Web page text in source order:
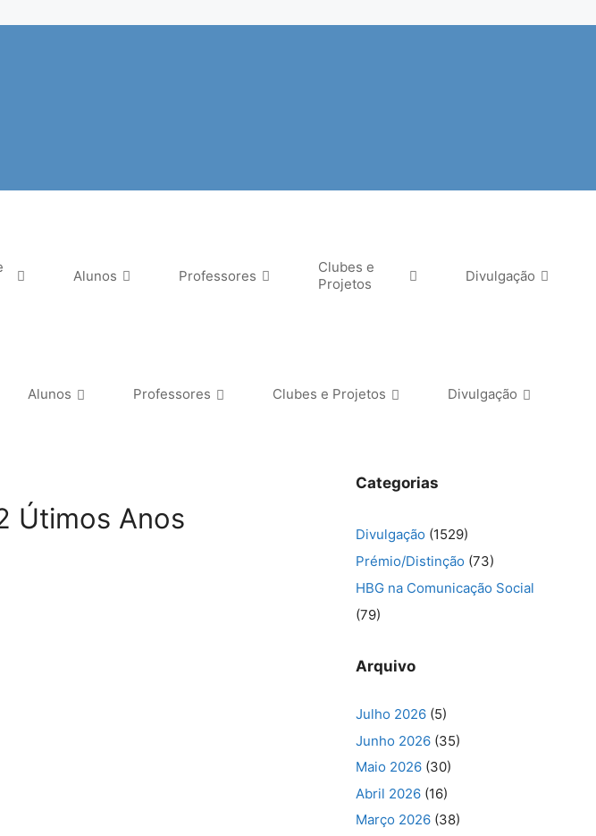
Alunos Professores
Clubes e
Projetos
Divulgação
Alunos Professores Clubes e Projetos Divulgação
Útimos Anos
Categorias
Divulgação (1529)
Prémio/Distinção (73)
HBG na Comunicação Social
(79)
Arquivo
Julho 2026 (5)
Junho 2026 (35)
Maio 2026 (30)
Abril 2026 (16)
Março 2026 (38)